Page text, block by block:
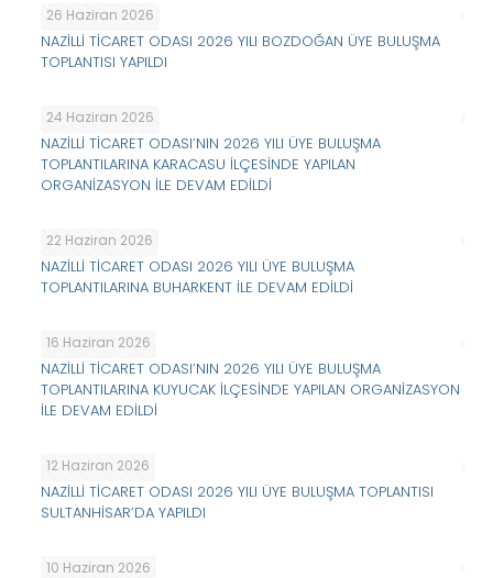
26 Haziran 2026
NAZİLLİ TİCARET ODASI 2026 YILI BOZDOĞAN ÜYE BULUŞMA
TOPLANTISI YAPILDI
24 Haziran 2026
NAZİLLİ TİCARET ODASI’NIN 2026 YILI ÜYE BULUŞMA
TOPLANTILARINA KARACASU İLÇESİNDE YAPILAN
ORGANİZASYON İLE DEVAM EDİLDİ
22 Haziran 2026
NAZİLLİ TİCARET ODASI 2026 YILI ÜYE BULUŞMA
TOPLANTILARINA BUHARKENT İLE DEVAM EDİLDİ
16 Haziran 2026
NAZİLLİ TİCARET ODASI’NIN 2026 YILI ÜYE BULUŞMA
TOPLANTILARINA KUYUCAK İLÇESİNDE YAPILAN ORGANİZASYON
İLE DEVAM EDİLDİ
12 Haziran 2026
NAZİLLİ TİCARET ODASI 2026 YILI ÜYE BULUŞMA TOPLANTISI
SULTANHİSAR’DA YAPILDI
10 Haziran 2026